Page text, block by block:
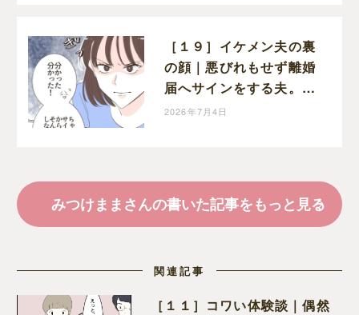
［１９］イケメン夫の裏
の顔｜悪びれもせず離婚
届へサインをする夫。見
下した態度にちくりと棘
2026年7月4日
みつけままさんの書いた記事をもっと見る
関連記事
［１１］コワい体験談｜偶然